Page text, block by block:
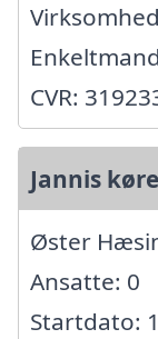
CVR:
Jannis
Øster
Ansatte: 0
Startdato: